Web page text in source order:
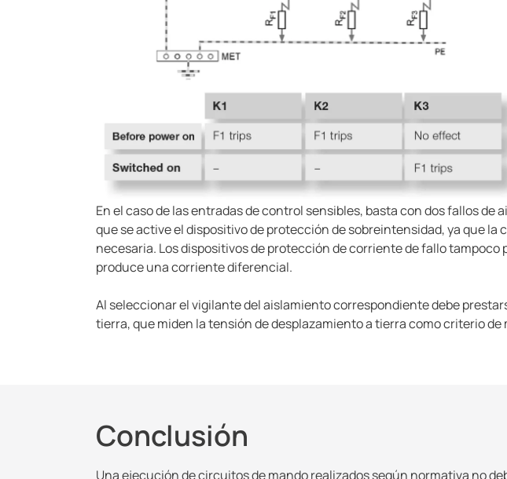
En el caso de las entradas de control sensibles, basta con dos fallos
que se active el dispositivo de protección de sobreintensidad, ya que
necesaria. Los dispositivos de protección de corriente de fallo
produce una corriente diferencial.
Al seleccionar el vigilante del aislamiento correspondiente debe
tierra, que miden la tensión de desplazamiento a tierra como criterio
Conclusión
Una ejecución de circuitos de mando realizados según normativa no